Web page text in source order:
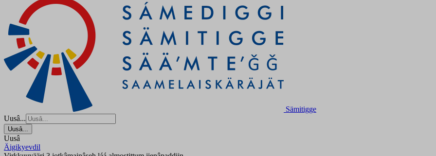
Sämitigge
Uusâ...
Uusâ...
Uusâ
Äigikyevdil